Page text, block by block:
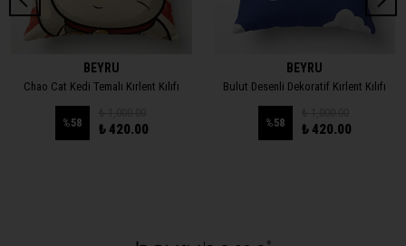
BEYRU
Chao Cat Kedi Temalı Kırlent Kılıfı
%58 ₺ 420.00
BEYRU
Bulut Desenli Dekoratif Kırlent Kılıfı
%58 ₺ 420.00